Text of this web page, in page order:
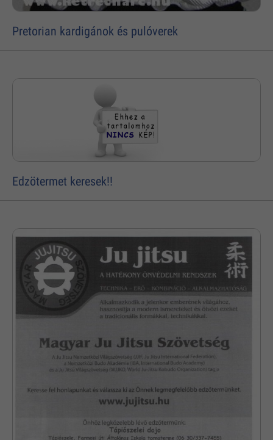
Pretorian kardigánok és pulóverek
Edzötermet keresek!!